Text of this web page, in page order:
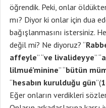
öğrendik. Peki, onlar
mı? Diyor ki onlar için dua
bağışlanmasını istersiniz.
değil mi? Ne diyoruz? “
affeyle” “ve livalideyye” “
lilmué’minine” “bütün
“hesabın kurulduğu gün”(
Eğer onların verdikleri